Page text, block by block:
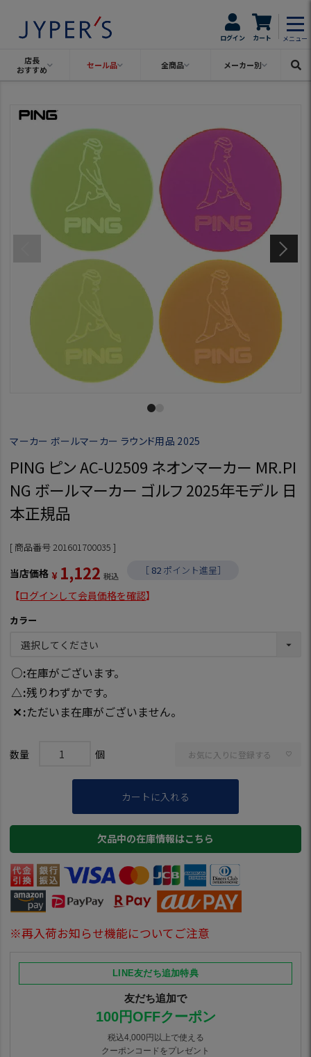
ログイン カート メニュー
店長
おすすめ
セール品 全商品 メーカー別
マーカー ボールマーカー ラウンド用品 2025
PING ピン AC-U2509 ネオンマーカー MR.PI
NG ボールマーカー ゴルフ 2025年モデル 日
本正規品
商品番号 201601700035
当店価格 ¥ 1,122 税込 ［ 82 ポイント進呈］
【ログインして会員価格を確認】
カラー
○ 在庫がございます。
△ 残りわずかです。
✕ ただいま在庫がございません。
お気に入りに登録する
カートに入れる
欠品中の在庫情報はこちら
※再入荷お知らせ機能についてご注意
LINE友だち追加特典
友だち追加で
100円OFFクーポン
税込4,000円以上で使える
クーポンコードをプレゼント